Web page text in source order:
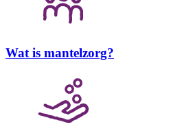
Wat is mantelzorg?